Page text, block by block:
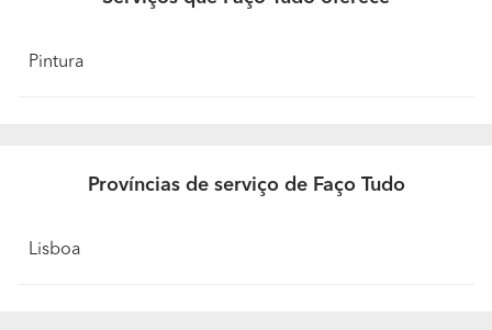
Pintura
Províncias de serviço de Faço Tudo
Lisboa